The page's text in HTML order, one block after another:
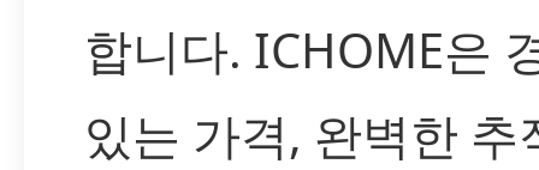
합니다. ICHOME은
있는 가격, 완벽한 추